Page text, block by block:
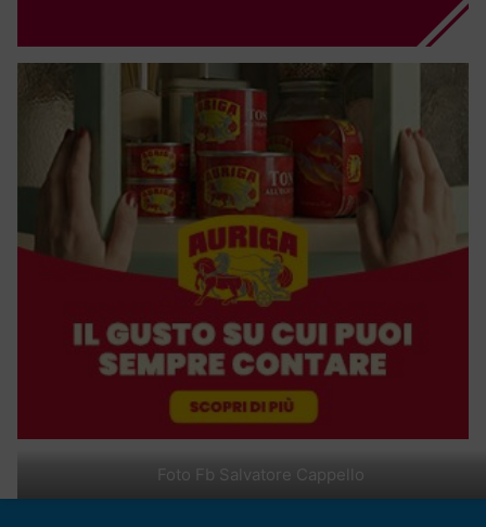
Foto Fb Salvatore Cappello